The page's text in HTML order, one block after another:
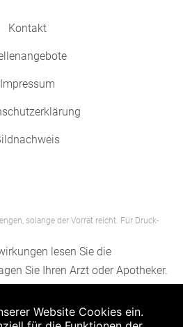
Kontakt
Impressum
solange der Vorrat reicht. Für Druck-
lesen Sie die
Sie Ihren Arzt oder Apotheker.
(AEP). Der AEP ist keine
Website Cookies ein.